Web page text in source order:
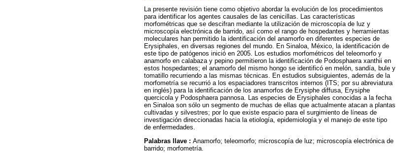
La presente revisión tiene como objetivo abordar la evolución de los procedimientos
para identificar los agentes causales de las cenicillas. Las características
morfométricas que se descifran mediante la utilización de microscopía de luz y
microscopía electrónica de barrido, así como el rango de hospedantes y herramientas
moleculares han permitido la identificación del anamorfo en diferentes especies de
Erysiphales, en diversas regiones del mundo. En Sinaloa, México, la identificación de
este tipo de patógenos inició en 2005. Los estudios morfométricos del teleomorfo y
anamorfo en calabaza y pepino permitieron la identificación de Podosphaera xanthii en
estos hospedantes; el anamorfo del mismo hongo se identificó en melón, sandía, bule y
tomatillo recurriendo a las mismas técnicas. En estudios subsiguientes, además de la
morfometría se recurrió a los espaciadores transcritos internos (ITS; por su abreviatura
en inglés) para la identificación de los anamorfos de Erysiphe diffusa, Erysiphe
quercicola y Podosphaera pannosa. Las especies de Erysiphales conocidas a la fecha
en Sinaloa son sólo un segmento de muchas de ellas que actualmente atacan a plantas
cultivadas y silvestres; por lo que existe espacio para el surgimiento de líneas de
investigación direccionadas hacia la etiología, epidemiología y el manejo de este tipo
de enfermedades.
Palabras llave : Anamorfo; teleomorfo; microscopía de luz; microscopía electrónica de
barrido; morfometría.